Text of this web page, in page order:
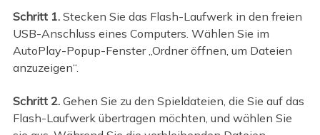
Schritt 1.Stecken Sie das Flash-Laufwerk in den freien
USB-Anschluss eines Computers. Wählen Sie im
AutoPlay-Popup-Fenster „Ordner öffnen, um Dateien
anzuzeigen“.
Schritt 2.Gehen Sie zu den Spieldateien, die Sie auf das
Flash-Laufwerk übertragen möchten, und wählen Sie